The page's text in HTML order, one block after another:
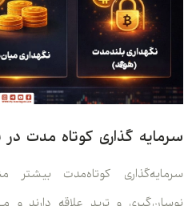
سرمایه‌ گذاری کوتاه‌ مدت
سرمایه‌گذاری کوتاه‌مدت